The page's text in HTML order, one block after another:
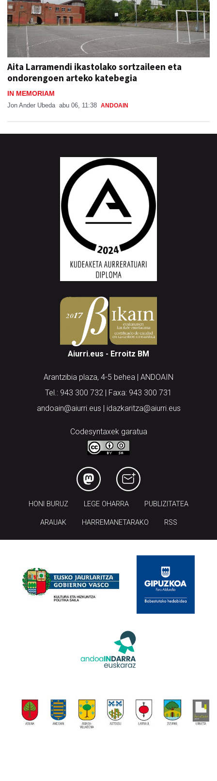
Aita Larramendi ikastolako sortzaileen eta
ondorengoen arteko katebegia
IN MEMORIAM
Jon Ander Ubeda abu 06, 11:38 ANDOAIN
Aiurri.eus - Erroitz BM
Arantzibia plaza, 4-5 behea | ANDOAIN
Tel.: 943 300 732 | Faxa: 943 300 731
andoain@aiurri.eus | idazkaritza@aiurri.eus
Codesyntaxek garatua
HONI BURUZ LEGE OHARRA PUBLIZITATEA
ARAUAK HARREMANETARAKO RSS